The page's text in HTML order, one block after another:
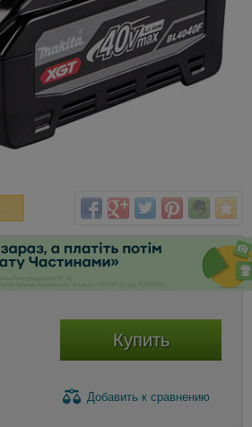
Купить
Добавить к сравнению